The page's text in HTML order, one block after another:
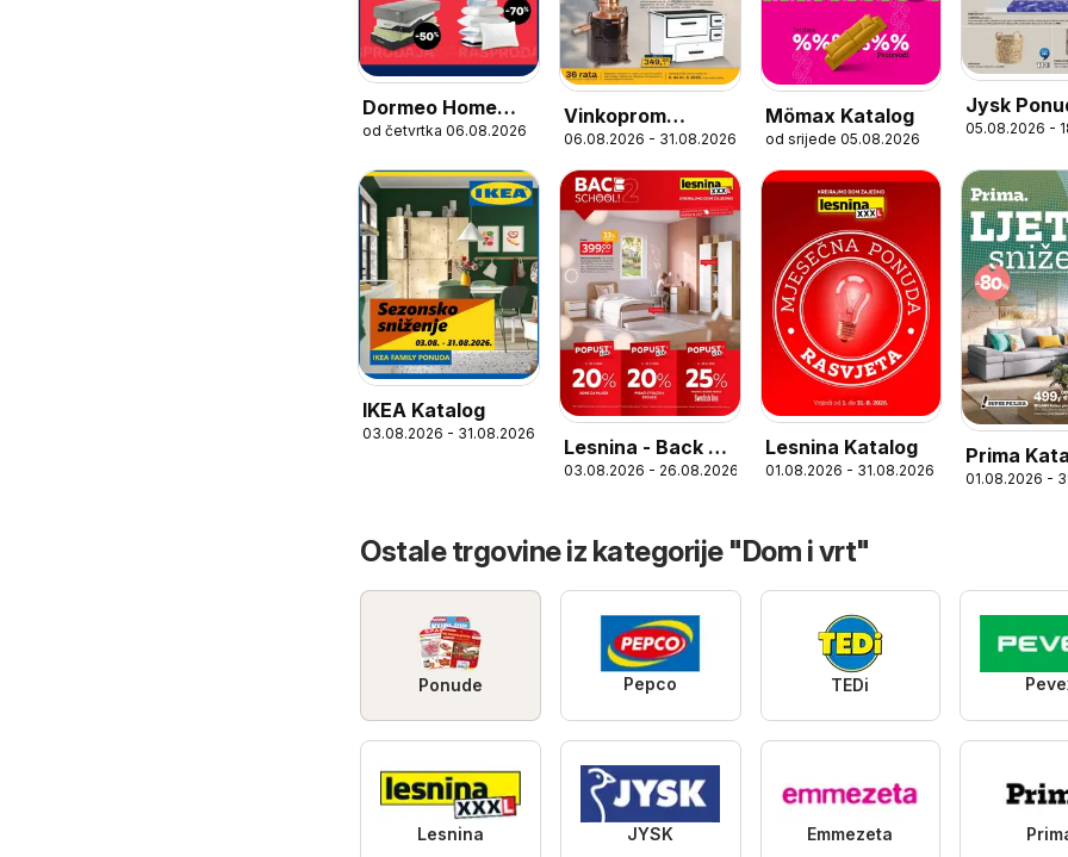
Dormeo Home
Katalog
od četvrtka 06.08.2026
Vinkoprom
Katalog
06.08.2026 - 31.08.2026
Mömax Katalog
od srijede 05.08.2026
Jysk
05.08.2026 -
IKEA Katalog
03.08.2026 - 31.08.2026
Lesnina - Back 2
school!
03.08.2026 - 26.08.2026
Lesnina Katalog
01.08.2026 - 31.08.2026
Prima
01.08.2026 -
Ostale trgovine iz kategorije "Dom i vrt"
Ponude Pepco TEDi
Lesnina JYSK Emmezeta